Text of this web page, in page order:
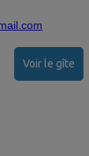
Voir le gîte